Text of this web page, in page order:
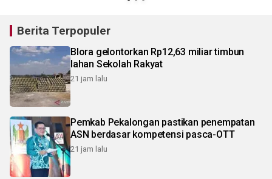
Berita Terpopuler
Blora gelontorkan Rp12,63 miliar timbun
lahan Sekolah Rakyat
21 jam lalu
Pemkab Pekalongan pastikan penempatan
ASN berdasar kompetensi pasca-OTT
21 jam lalu